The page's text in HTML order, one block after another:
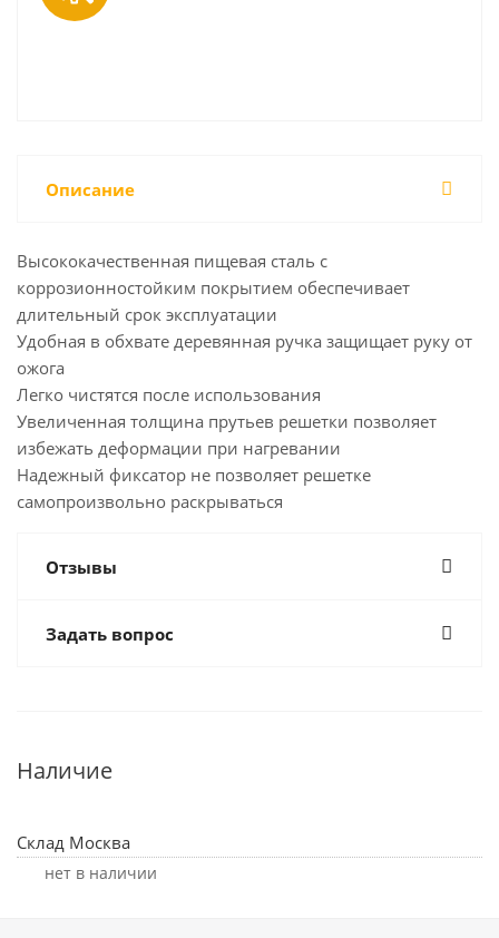
Описание
Высококачественная пищевая сталь с
коррозионностойким покрытием обеспечивает
длительный срок эксплуатации
Удобная в обхвате деревянная ручка защищает руку от
ожога
Легко чистятся после использования
Увеличенная толщина прутьев решетки позволяет
избежать деформации при нагревании
Надежный фиксатор не позволяет решетке
самопроизвольно раскрываться
Отзывы
Задать вопрос
Наличие
Склад Москва
Нет в наличии